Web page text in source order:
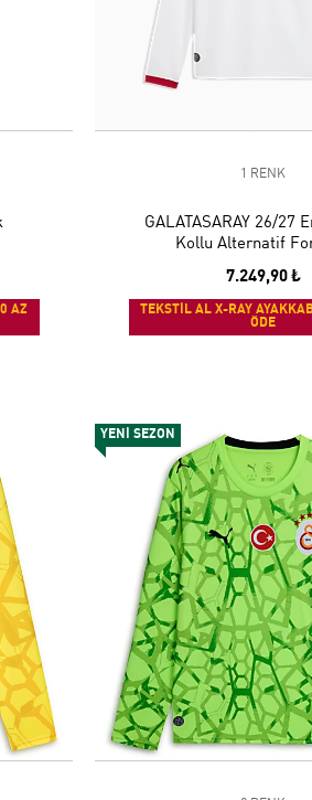
AZ
1 RENK
GALATASARAY 26/27
Kollu Alternatif
7.249,90 ₺
TEKSTİL AL X-RAY
ÖDE
YENİ SEZON